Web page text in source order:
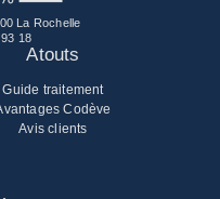
La Rochelle
18
Atouts
Guide traitement
Codève
Avis clients